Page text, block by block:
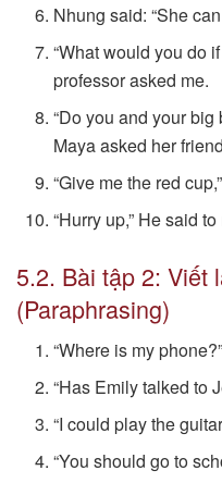
Nhung said: “She
“What would you do
professor asked me.
“Do you and your
Maya asked her
“Give me the red
“Hurry up,” He said to
5.2. Bài tập 2: Viết
(Paraphrasing)
“Where is my
“Has Emily talked to
“I could play the
“You should go to